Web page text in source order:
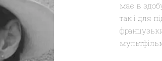
має в
так і для